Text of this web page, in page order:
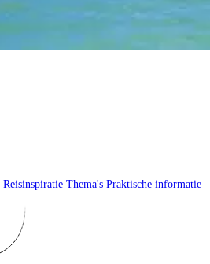
Reisinspiratie Thema's Praktische informatie